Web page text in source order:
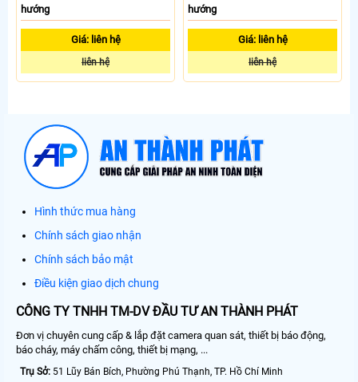
hướng
Giá: liên hệ
liên hệ
hướng
Giá: liên hệ
liên hệ
Hình thức mua hàng
Chính sách giao nhận
Chính sách bảo mật
Điều kiện giao dịch chung
CÔNG TY TNHH TM-DV ĐẦU TƯ AN THÀNH PHÁT
Đơn vị chuyên cung cấp & lắp đặt camera quan sát, thiết bị báo động,
báo cháy, máy chấm công, thiết bị mạng, ...
Trụ Sở: 51 Lũy Bán Bích, Phường Phú Thạnh, TP. Hồ Chí Minh